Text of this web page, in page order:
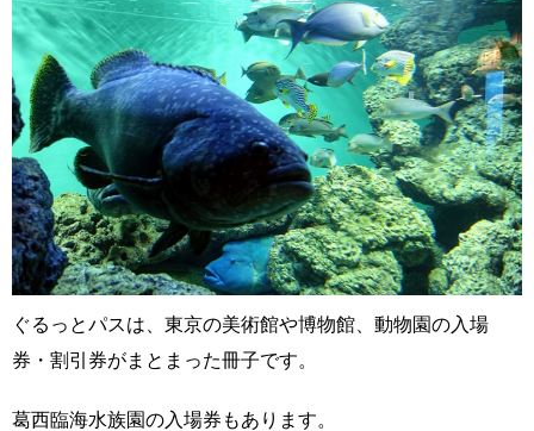
ぐるっとパスは、東京の美術館や博物館、動物園の入場
券・割引券がまとまった冊子です。
葛西臨海水族園の入場券もあります。